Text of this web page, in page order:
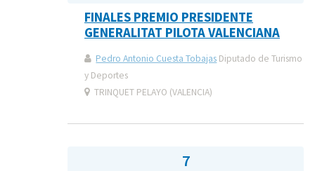
FINALES PREMIO PRESIDENTE
GENERALITAT PILOTA VALENCIANA
Pedro Antonio Cuesta Tobajas Diputado de Turismo
y Deportes
TRINQUET PELAYO (VALENCIA)
7